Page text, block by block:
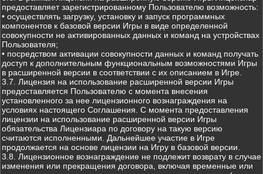
предоставляет зарегистрированному Пользователю возможность:
• осуществлять загрузку, установку и запуск программных
компонентов к базовой версии Игры в виде определенной
совокупности не активированных данных и команд на устройствах
Пользователя;
• посредством активации совокупности данных и команд получать
доступ к дополнительным функциональным возможностями Игры
в расширенной версии в соответствии с их описанием в Игре.
3.7. Лицензия на использование расширенной версии Игры
предоставляется Пользователю с момента внесения
установленного за нее лицензионного вознаграждения на
условиях настоящего Соглашения. С момента предоставления
лицензии на использование расширенной версии Игры
обязательства Лицензиара по договору на такую версию
считаются исполненными. Дальнейшее участие в Игре
продолжается на основе лицензии на Игру в базовой версии.
3.8. Лицензионное вознаграждение не подлежит возврату в случае
изменения или прекращения договора, включая временные или